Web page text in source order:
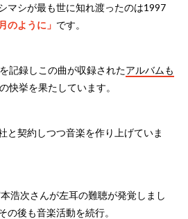
マシが最も世に知れ渡ったのは1997
のように」 です。
を記録しこの曲が収録されたアルバムも
快挙を果たしています。
と契約しつつ音楽を作り上げていま
浩次さんが左耳の難聴が発覚しまし
の後も音楽活動を続行。